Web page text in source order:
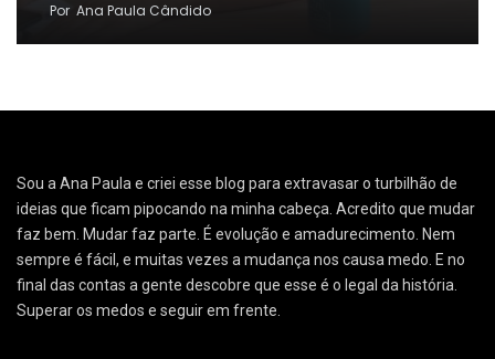
Por Ana Paula Cândido
Sou a Ana Paula e criei esse blog para extravasar o turbilhão de
ideias que ficam pipocando na minha cabeça. Acredito que mudar
faz bem. Mudar faz parte. É evolução e amadurecimento. Nem
sempre é fácil, e muitas vezes a mudança nos causa medo. E no
final das contas a gente descobre que esse é o legal da história.
Superar os medos e seguir em frente.